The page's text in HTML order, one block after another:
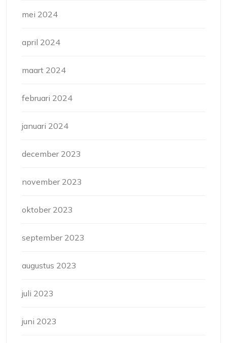
mei 2024
april 2024
maart 2024
februari 2024
januari 2024
december 2023
november 2023
oktober 2023
september 2023
augustus 2023
juli 2023
juni 2023